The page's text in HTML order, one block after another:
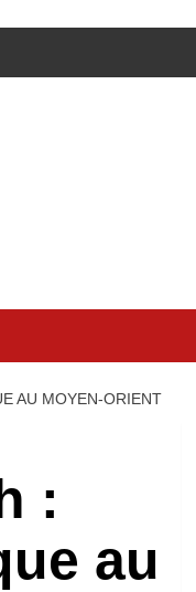
AU MOYEN-ORIENT
:
au